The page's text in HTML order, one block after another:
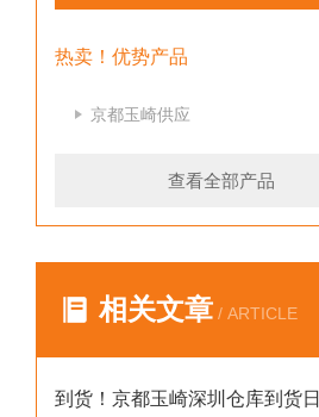
热卖！优势产品
京都玉崎供应
查看全部产品
相关文章 / ARTICLE